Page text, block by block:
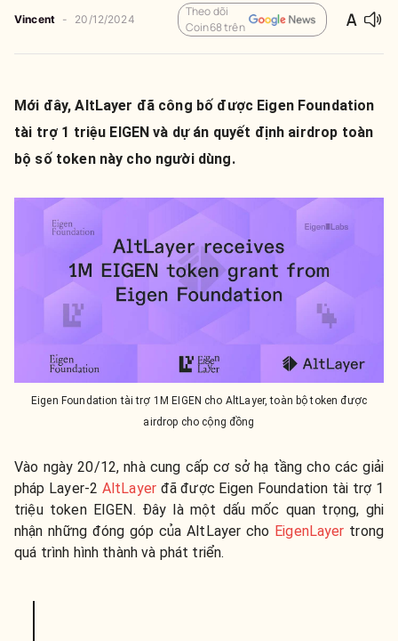
Vincent - 20/12/2024
Theo dõi
Coin68 trên
Mới đây, AltLayer đã công bố được Eigen Foundation
tài trợ 1 triệu EIGEN và dự án quyết định airdrop toàn
bộ số token này cho người dùng.
Eigen Foundation tài trợ 1M EIGEN cho AltLayer, toàn bộ token được
airdrop cho cộng đồng
Vào ngày 20/12, nhà cung cấp cơ sở hạ tầng cho các giải
pháp Layer-2 AltLayerđã được Eigen Foundation tài trợ 1
triệu token EIGEN. Đây là một dấu mốc quan trọng, ghi
nhận những đóng góp của AltLayer cho EigenLayer trong
quá trình hình thành và phát triển.